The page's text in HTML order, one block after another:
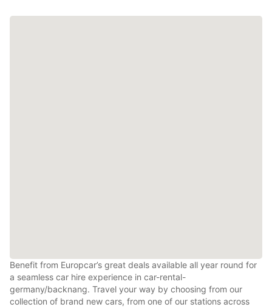
Benefit from Europcar’s great deals available all year round for
a seamless car hire experience in car-rental-
germany/backnang. Travel your way by choosing from our
collection of brand new cars, from one of our stations across